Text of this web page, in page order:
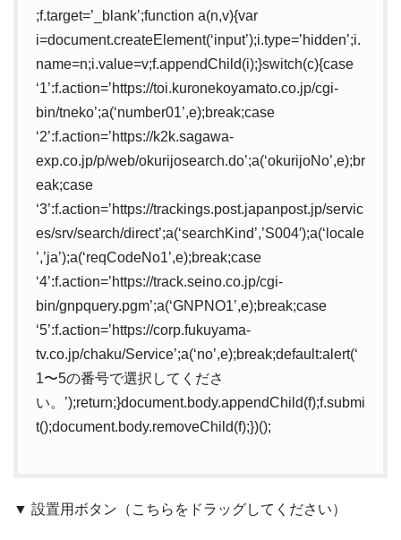
;f.target=’_blank’;function a(n,v){var
i=document.createElement(‘input’);i.type=’hidden’;i.
name=n;i.value=v;f.appendChild(i);}switch(c){case
‘1’:f.action=’https://toi.kuronekoyamato.co.jp/cgi-
bin/tneko’;a(‘number01’,e);break;case
‘2’:f.action=’https://k2k.sagawa-
exp.co.jp/p/web/okurijosearch.do’;a(‘okurijoNo’,e);br
eak;case
‘3’:f.action=’https://trackings.post.japanpost.jp/servic
es/srv/search/direct’;a(‘searchKind’,’S004′);a(‘locale
’,’ja’);a(‘reqCodeNo1’,e);break;case
‘4’:f.action=’https://track.seino.co.jp/cgi-
bin/gnpquery.pgm’;a(‘GNPNO1’,e);break;case
‘5’:f.action=’https://corp.fukuyama-
tv.co.jp/chaku/Service’;a(‘no’,e);break;default:alert(‘
1〜5の番号で選択してくださ
い。’);return;}document.body.appendChild(f);f.submi
t();document.body.removeChild(f);})();
▼ 設置用ボタン（こちらをドラッグしてください）